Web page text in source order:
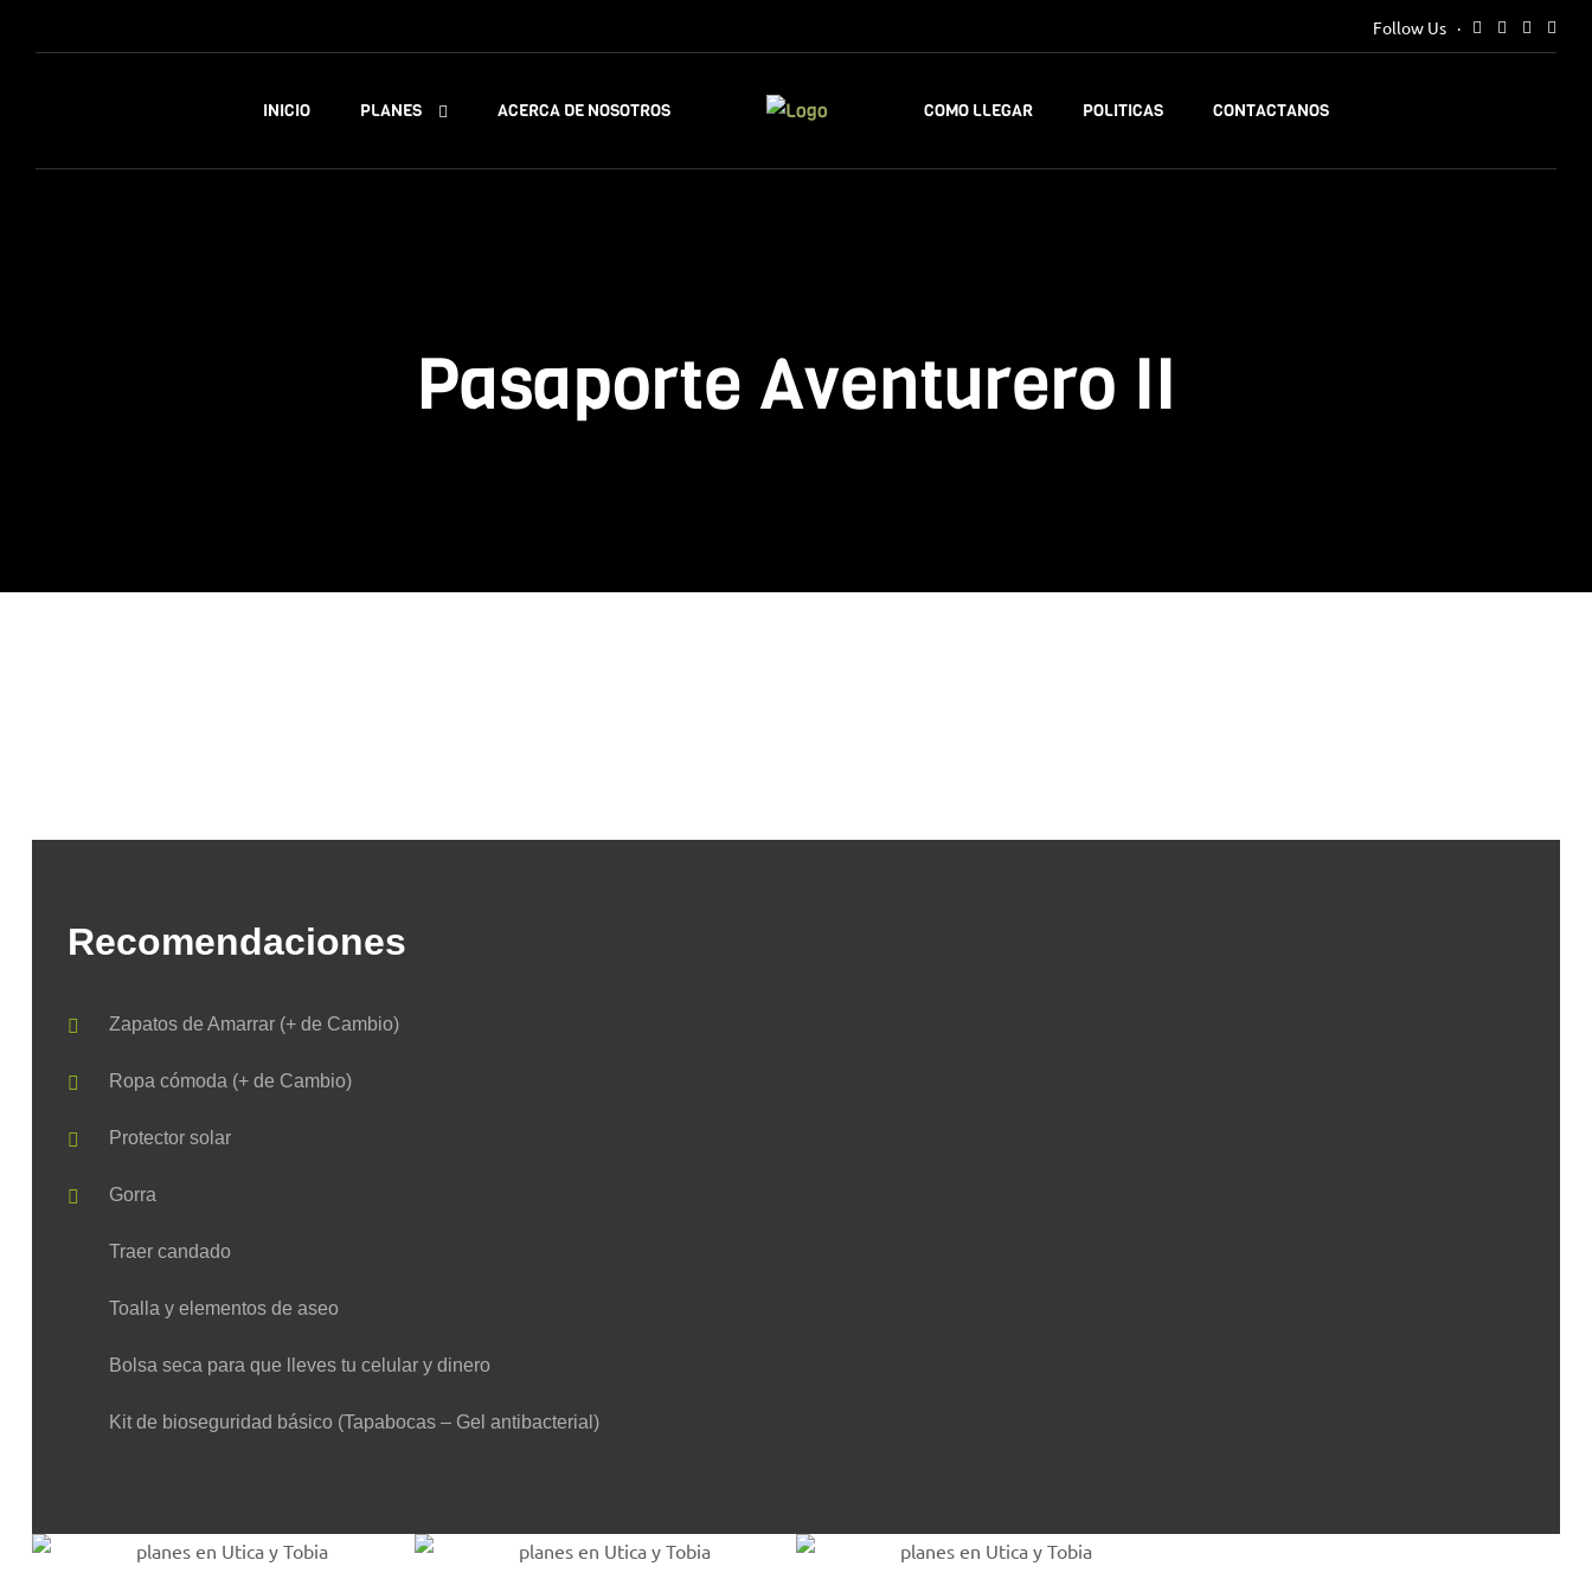
Follow Us
INICIO PLANES ACERCA DE NOSOTROS COMO LLEGAR POLITICAS CONTACTANOS
Pasaporte Aventurero II
Recomendaciones
Zapatos de Amarrar (+ de Cambio)
Ropa cómoda (+ de Cambio)
Protector solar
Gorra
Traer candado
Toalla y elementos de aseo
Bolsa seca para que lleves tu celular y dinero
Kit de bioseguridad básico (Tapabocas – Gel antibacterial)